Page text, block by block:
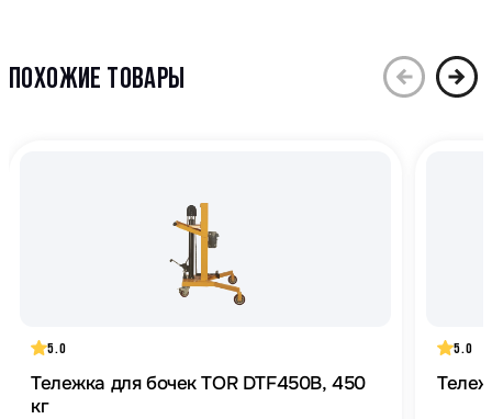
ПОХОЖИЕ ТОВАРЫ
5.0
Тележка для бочек TOR DTF450B, 450
кг
5.0